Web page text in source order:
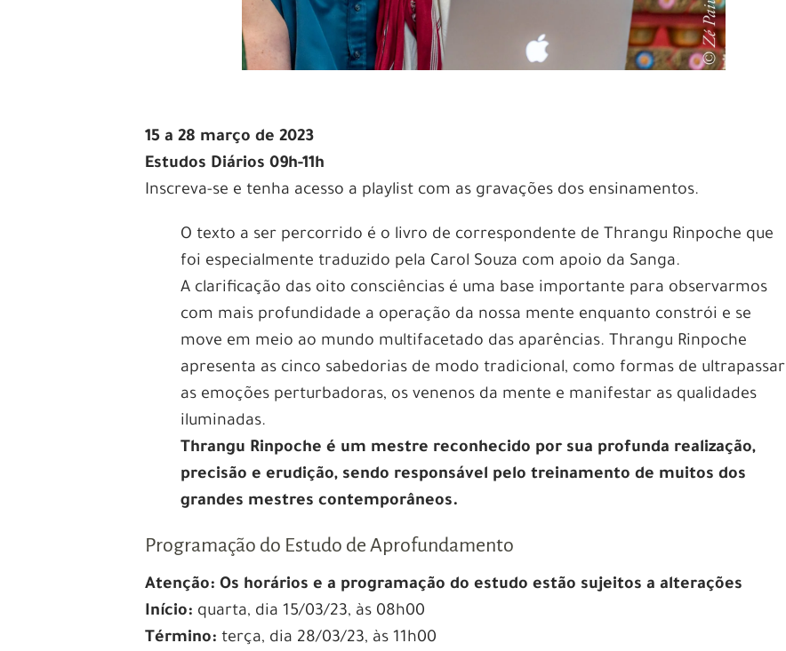
15 a 28 março de 2023
Estudos Diários 09h-11h
Inscreva-se e tenha acesso a playlist com as gravações dos ensinamentos.
O texto a ser percorrido é o livro de correspondente de Thrangu Rinpoche que
foi especialmente traduzido pela Carol Souza com apoio da Sanga.
A clarificação das oito consciências é uma base importante para observarmos
com mais profundidade a operação da nossa mente enquanto constrói e se
move em meio ao mundo multifacetado das aparências. Thrangu Rinpoche
apresenta as cinco sabedorias de modo tradicional, como formas de ultrapassar
as emoções perturbadoras, os venenos da mente e manifestar as qualidades
iluminadas.
Thrangu Rinpoche é um mestre reconhecido por sua profunda realização,
precisão e erudição, sendo responsável pelo treinamento de muitos dos
grandes mestres contemporâneos.
Programação do Estudo de Aprofundamento
Atenção: Os horários e a programação do estudo estão sujeitos a alterações
Início: quarta, dia 15/03/23, às 08h00
Término: terça, dia 28/03/23, às 11h00